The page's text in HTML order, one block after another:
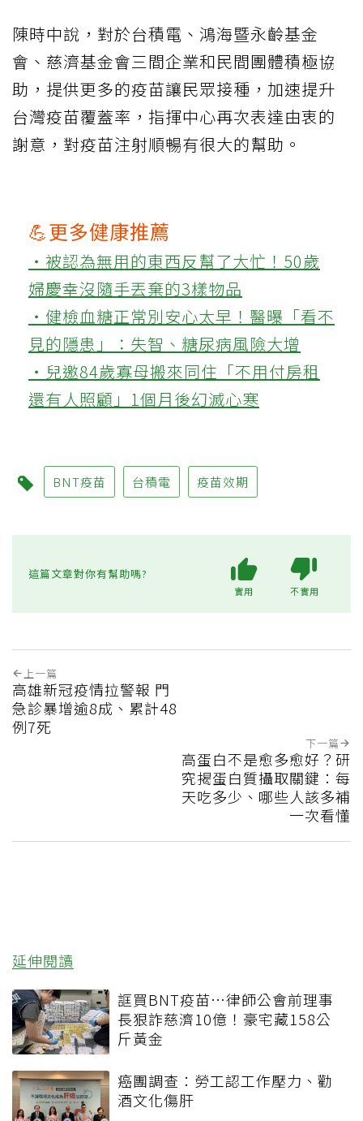
陳時中說，對於台積電、鴻海暨永齡基金
會、慈濟基金會三間企業和民間團體積極協
助，提供更多的疫苗讓民眾接種，加速提升
台灣疫苗覆蓋率，指揮中心再次表達由衷的
謝意，對疫苗注射順暢有很大的幫助。
💪更多健康推薦
‧被認為無用的東西反幫了大忙！50歲
婦慶幸沒隨手丟棄的3樣物品
‧健檢血糖正常別安心太早！醫曝「看不
見的隱患」：失智、糖尿病風險大增
‧兒邀84歲寡母搬來同住「不用付房租
還有人照顧」1個月後幻滅心寒
BNT疫苗 台積電 疫苗效期
這篇文章對你有幫助嗎?
實用 不實用
上一篇
高雄新冠疫情拉警報 門
急診暴增逾8成、累計48
例7死
下一篇
高蛋白不是愈多愈好？研
究揭蛋白質攝取關鍵：每
天吃多少、哪些人該多補
一次看懂
延伸閱讀
誆買BNT疫苗…律師公會前理事
長狠詐慈濟10億！豪宅藏158公
斤黃金
癌團調查：勞工認工作壓力、勸
酒文化傷肝